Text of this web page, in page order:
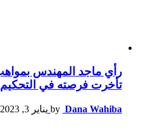
رأي ماجد المهندس
تأخرت فرصته في التحكيم
by Dana Wahiba يناير 3, 2023, 8:02 م